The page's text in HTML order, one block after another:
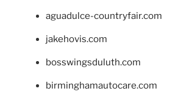
aguadulce-countryfair.com
jakehovis.com
bosswingsduluth.com
birminghamautocare.com